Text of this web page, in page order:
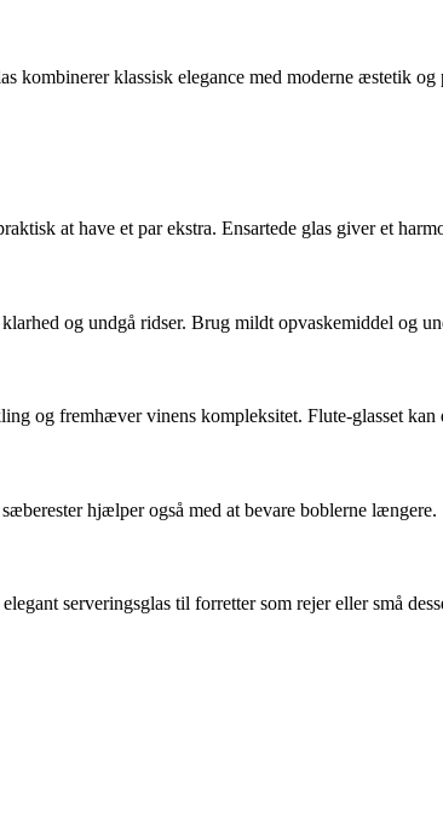
kombinerer klassisk elegance med moderne æstetik
at have et par ekstra. Ensartede glas giver et
og undgå ridser. Brug mildt opvaskemiddel og
og fremhæver vinens kompleksitet. Flute-glasset
hjælper også med at bevare boblerne længere.
serveringsglas til forretter som rejer eller små